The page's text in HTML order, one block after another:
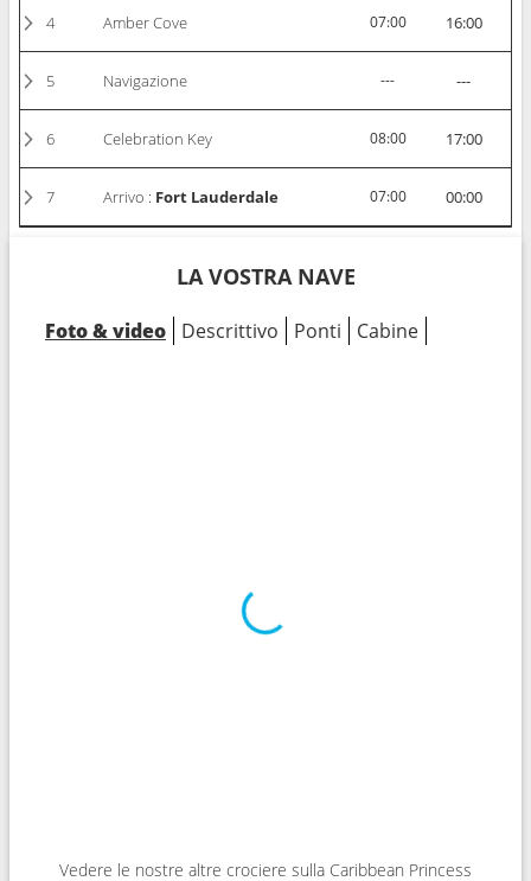
4 Amber Cove 07:00 16:00
5 Navigazione --- ---
6 Celebration Key 08:00 17:00
7 Arrivo : Fort Lauderdale 07:00 00:00
LA VOSTRA NAVE
Foto & video Descrittivo Ponti Cabine
Vedere le nostre altre crociere sulla Caribbean Princess